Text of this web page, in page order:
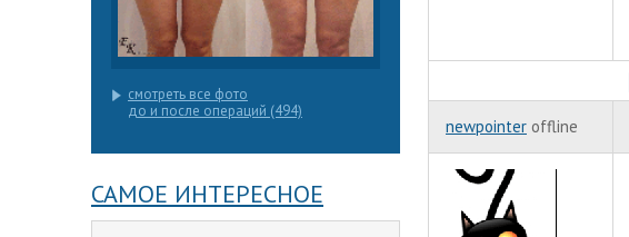
смотреть все фото
до и после операций (494)
САМОЕ ИНТЕРЕСНОЕ
newpointer offline